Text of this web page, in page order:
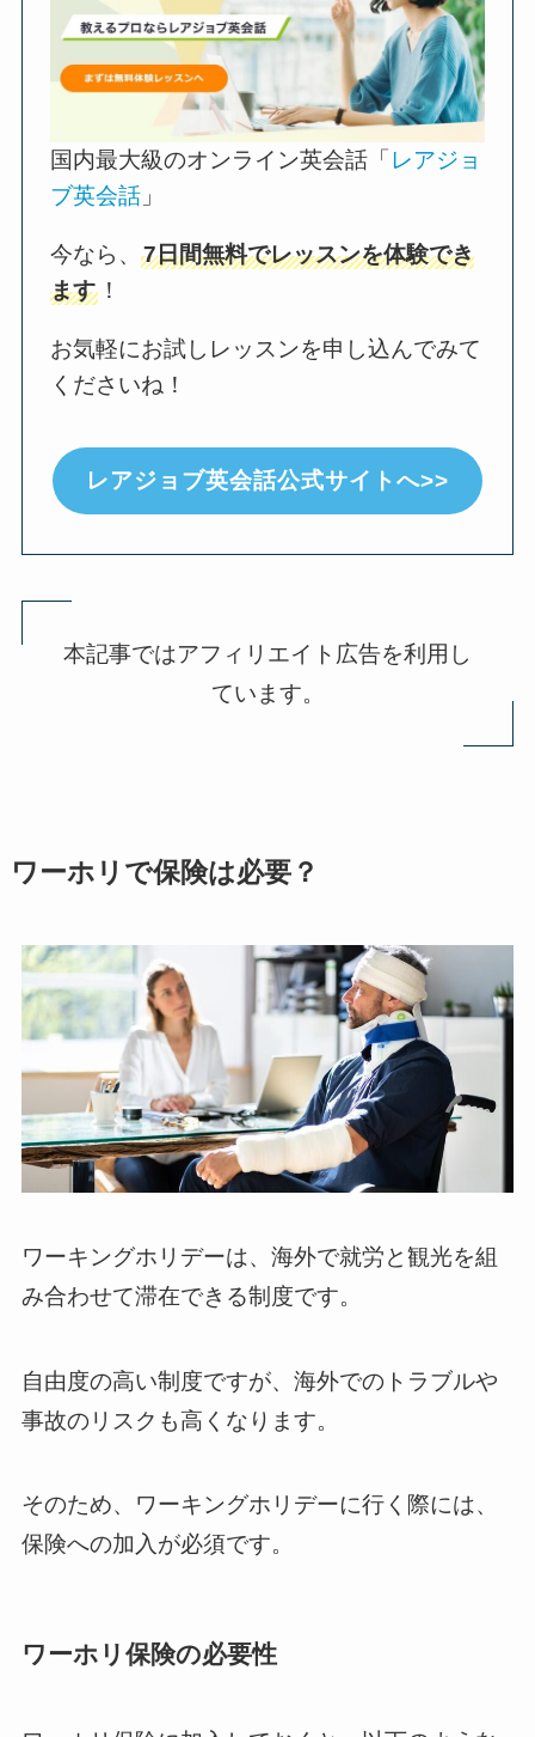
国内最大級のオンライン英会話「 レアジョ
ブ英会話 」
今なら、7日間無料でレッスンを体験でき
ます ！
お気軽にお試しレッスンを申し込んでみて
くださいね！
レアジョブ英会話公式サイトへ>>
本記事ではアフィリエイト広告を利用し
ています。
ワーホリで保険は必要？
ワーキングホリデーは、海外で就労と観光を組
み合わせて滞在できる制度です。
自由度の高い制度ですが、海外でのトラブルや
事故のリスクも高くなります。
そのため、ワーキングホリデーに行く際には、
保険への加入が必須です。
ワーホリ保険の必要性